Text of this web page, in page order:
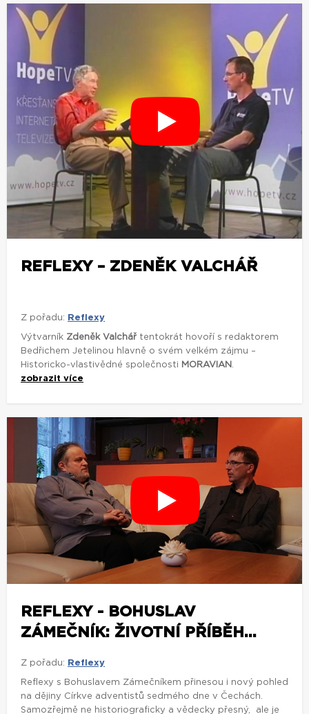
REFLEXY – ZDENĚK VALCHÁŘ
Z pořadu: Reflexy
Výtvarník Zdeněk Valchářtentokrát hovoří s redaktorem
Bedřichem Jetelinou hlavně o svém velkém zájmu –
Historicko-vlastivědné společnosti MORAVIAN .
zobrazit více
REFLEXY - BOHUSLAV
ZÁMEČNÍK: ŽIVOTNÍ PŘÍBĚH...
Z pořadu: Reflexy
Reflexy s Bohuslavem Zámečníkem přinesou i nový pohled
na dějiny Církve adventistů sedmého dne v Čechách.
Samozřejmě ne historiograficky a vědecky přesný, ale je